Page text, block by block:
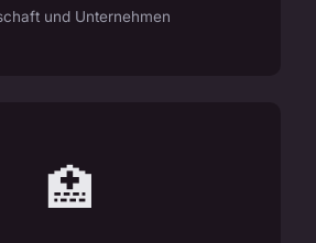
und Unternehmen
🏥